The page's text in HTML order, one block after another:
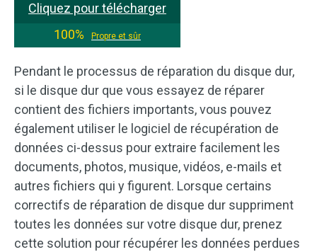
Cliquez pour télécharger
100%
Propre et sûr
Pendant le processus de réparation du disque dur,
si le disque dur que vous essayez de réparer
contient des fichiers importants, vous pouvez
également utiliser le logiciel de récupération de
données ci-dessus pour extraire facilement les
documents, photos, musique, vidéos, e-mails et
autres fichiers qui y figurent. Lorsque certains
correctifs de réparation de disque dur suppriment
toutes les données sur votre disque dur, prenez
cette solution pour récupérer les données perdues